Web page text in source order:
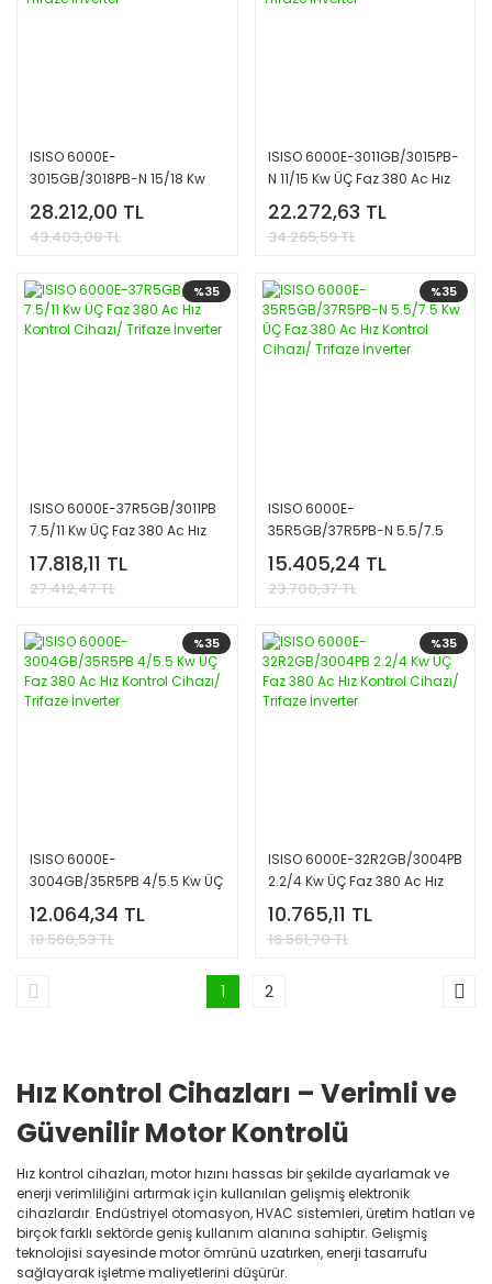
ISISO 6000E-
3015GB/3018PB-N 15/18 Kw
ÜÇ Faz 380 Ac Hız Kontrol
Cihazı/ Trifaze İnverter
28.212,00 TL
43.403,08 TL
ISISO 6000E-3011GB/3015PB-
N 11/15 Kw ÜÇ Faz 380 Ac Hız
Kontrol Cihazı/ Trifaze
İnverter
22.272,63 TL
34.265,59 TL
%35
ISISO 6000E-37R5GB/3011PB
7.5/11 Kw ÜÇ Faz 380 Ac Hız
Kontrol Cihazı/ Trifaze
İnverter
17.818,11 TL
27.412,47 TL
%35
ISISO 6000E-
35R5GB/37R5PB-N 5.5/7.5
Kw ÜÇ Faz 380 Ac Hız Kontrol
Cihazı/ Trifaze İnverter
15.405,24 TL
23.700,37 TL
%35
ISISO 6000E-
3004GB/35R5PB 4/5.5 Kw ÜÇ
Faz 380 Ac Hız Kontrol
Cihazı/ Trifaze İnverter
12.064,34 TL
18.560,53 TL
%35
ISISO 6000E-32R2GB/3004PB
2.2/4 Kw ÜÇ Faz 380 Ac Hız
Kontrol Cihazı/ Trifaze
İnverter
10.765,11 TL
16.561,70 TL
1 2
Hız Kontrol Cihazları – Verimli ve
Güvenilir Motor Kontrolü
Hız kontrol cihazları, motor hızını hassas bir şekilde ayarlamak ve
enerji verimliliğini artırmak için kullanılan gelişmiş elektronik
cihazlardır. Endüstriyel otomasyon, HVAC sistemleri, üretim hatları ve
birçok farklı sektörde geniş kullanım alanına sahiptir. Gelişmiş
teknolojisi sayesinde motor ömrünü uzatırken, enerji tasarrufu
sağlayarak işletme maliyetlerini düşürür.